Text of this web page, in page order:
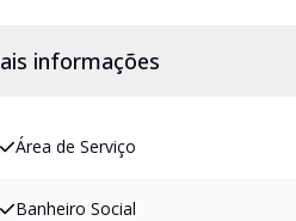
informações
Área de Serviço
Banheiro Social